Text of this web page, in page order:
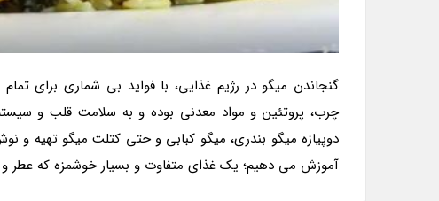
گنجاندن میگو در رژیم غذایی، با فواید بی شماری برای
چرب، پروتئین و مواد معدنی بوده و به سلامت قلب و
دوپیازه میگو بندری، میگو کبابی و حتی کتلت میگو تهیه و
آموزش می دهیم؛ یک غذای متفاوت و بسیار خوشمزه که عطر